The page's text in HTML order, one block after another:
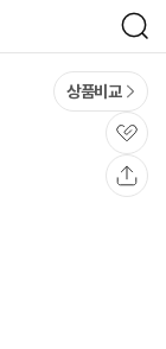
검
색
상품비교
관
심